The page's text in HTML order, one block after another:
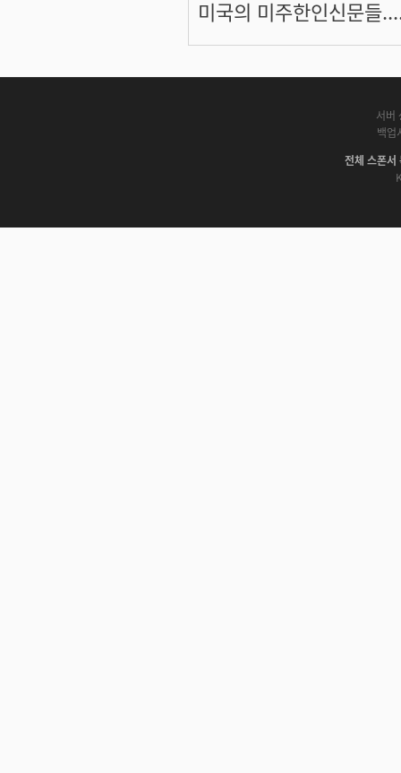
미국의 미주한인신문들
서버
백업
전체 스폰서